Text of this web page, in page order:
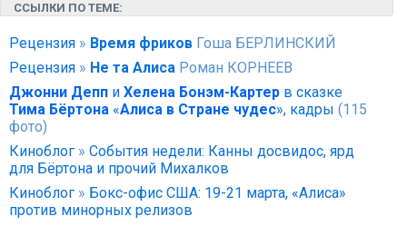
ССЫЛКИ ПО ТЕМЕ:
Рецензия » Время фриков Гоша БЕРЛИНСКИЙ
Рецензия » Не та Алиса Роман КОРНЕЕВ
Джонни Депп и Хелена Бонэм-Картер в сказке
Тима Бёртона «Алиса в Стране чудес», кадры (115
фото)
Киноблог » События недели: Канны досвидос, ярд
для Бёртона и прочий Михалков
Киноблог » Бокс-офис США: 19-21 марта, «Алиса»
против минорных релизов